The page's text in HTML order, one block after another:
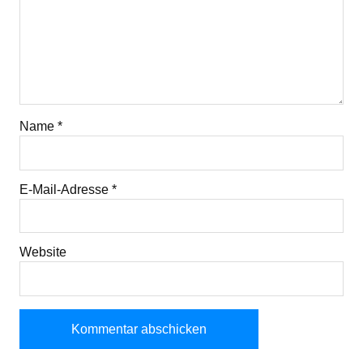
Name *
E-Mail-Adresse *
Website